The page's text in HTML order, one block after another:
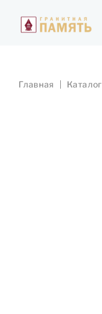
Главная Каталог